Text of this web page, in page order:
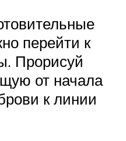
перейти к
Прорисуй
от начала
к линии